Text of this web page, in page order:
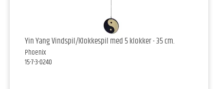
Yin Yang Vindspil/Klokkespil med 5 klokker - 35 cm.
Phoenix
15-7-3-0240